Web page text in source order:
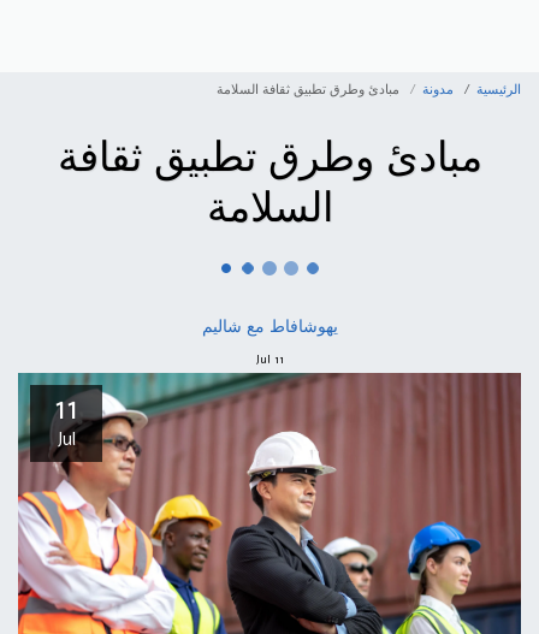
الرئيسية مدونة مبادئ وطرق تطبيق ثقافة السلامة
مبادئ وطرق تطبيق ثقافة
السلامة
يهوشافاط مع شاليم
Jul
11
Jul